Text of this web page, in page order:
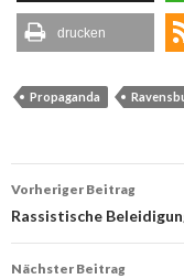
drucken
Propaganda
Beitrags-
Navigation
Vorheriger Beitrag
Rassistische
Nächster Beitrag